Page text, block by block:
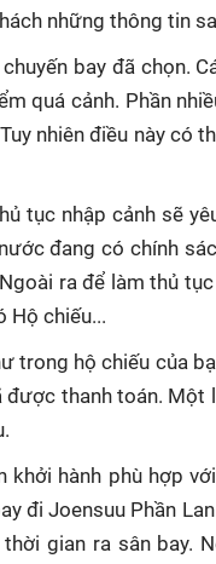
những thông tin
bay đã chọn.
quá cảnh. Phần
nhiên điều này có
tục nhập cảnh sẽ
đang có chính
ra để làm thủ
Hộ chiếu...
trong hộ chiếu của
thanh toán. Một
hành phù hợp
đi Joensuu Phần
gian ra sân bay.